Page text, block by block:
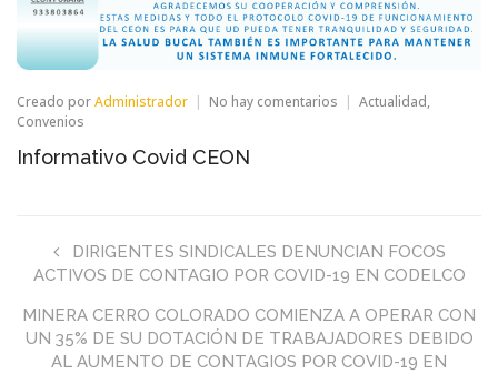
Creado porAdministrador No hay comentarios en Actualidad,
Convenios
Informativo Covid CEON
DIRIGENTES SINDICALES DENUNCIAN FOCOS
ACTIVOS DE CONTAGIO POR COVID-19 EN CODELCO
MINERA CERRO COLORADO COMIENZA A OPERAR CON
UN 35% DE SU DOTACIÓN DE TRABAJADORES DEBIDO
AL AUMENTO DE CONTAGIOS POR COVID-19 EN